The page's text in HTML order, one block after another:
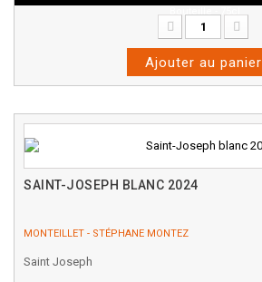
Ajouter au panier
SAINT-JOSEPH BLANC 2024
MONTEILLET - STÉPHANE MONTEZ
Saint Joseph